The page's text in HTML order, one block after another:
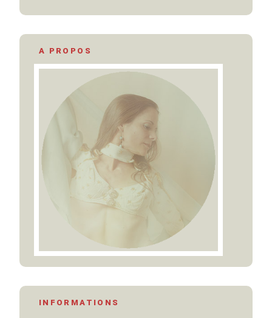
A PROPOS
INFORMATIONS